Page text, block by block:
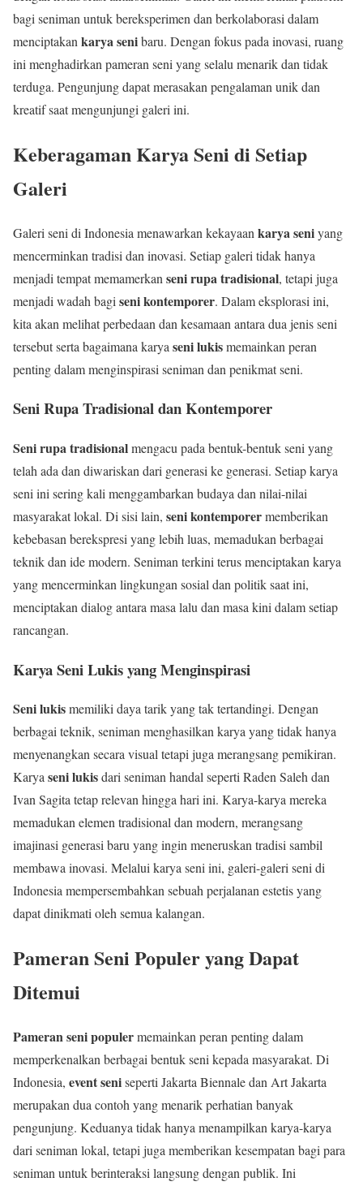
bagi seniman untuk bereksperimen dan berkolaborasi dalam
menciptakan karya senibaru. Dengan fokus pada inovasi, ruang
ini menghadirkan pameran seni yang selalu menarik dan tidak
terduga. Pengunjung dapat merasakan pengalaman unik dan
kreatif saat mengunjungi galeri ini.
Keberagaman Karya Seni di Setiap
Galeri
Galeri seni di Indonesia menawarkan kekayaan karya seniyang
mencerminkan tradisi dan inovasi. Setiap galeri tidak hanya
menjadi tempat memamerkan seni rupa tradisional, tetapi juga
menjadi wadah bagi seni kontemporer. Dalam eksplorasi ini,
kita akan melihat perbedaan dan kesamaan antara dua jenis seni
tersebut serta bagaimana karya seni lukismemainkan peran
penting dalam menginspirasi seniman dan penikmat seni.
Seni Rupa Tradisional dan Kontemporer
Seni rupa tradisionalmengacu pada bentuk-bentuk seni yang
telah ada dan diwariskan dari generasi ke generasi. Setiap karya
seni ini sering kali menggambarkan budaya dan nilai-nilai
masyarakat lokal. Di sisi lain, seni kontemporermemberikan
kebebasan berekspresi yang lebih luas, memadukan berbagai
teknik dan ide modern. Seniman terkini terus menciptakan karya
yang mencerminkan lingkungan sosial dan politik saat ini,
menciptakan dialog antara masa lalu dan masa kini dalam setiap
rancangan.
Karya Seni Lukis yang Menginspirasi
Seni lukismemiliki daya tarik yang tak tertandingi. Dengan
berbagai teknik, seniman menghasilkan karya yang tidak hanya
menyenangkan secara visual tetapi juga merangsang pemikiran.
Karyaseni lukisdari seniman handal seperti Raden Saleh dan
Ivan Sagita tetap relevan hingga hari ini. Karya-karya mereka
memadukan elemen tradisional dan modern, merangsang
imajinasi generasi baru yang ingin meneruskan tradisi sambil
membawa inovasi. Melalui karya seni ini, galeri-galeri seni di
Indonesia mempersembahkan sebuah perjalanan estetis yang
dapat dinikmati oleh semua kalangan.
Pameran Seni Populer yang Dapat
Ditemui
Pameran seni populermemainkan peran penting dalam
memperkenalkan berbagai bentuk seni kepada masyarakat. Di
Indonesia, event seniseperti Jakarta Biennale dan Art Jakarta
merupakan dua contoh yang menarik perhatian banyak
pengunjung. Keduanya tidak hanya menampilkan karya-karya
dari seniman lokal, tetapi juga memberikan kesempatan bagi para
seniman untuk berinteraksi langsung dengan publik. Ini